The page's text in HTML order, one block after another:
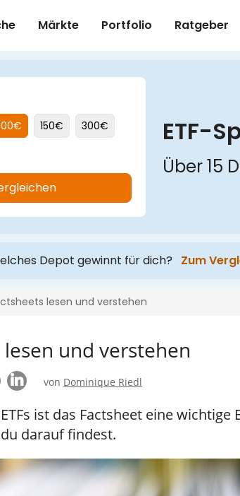
lesen und verstehen
von Dominique Riedl
ist das Factsheet eine
darauf findest.